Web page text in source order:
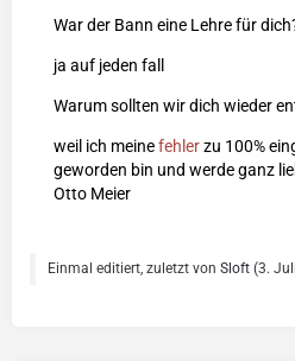
War der Bann eine Lehre für
ja auf jeden fall
Warum sollten wir dich wieder
weil ich meinefehlerzu 100%
geworden bin und werde ganz
Otto Meier
Einmal editiert, zuletzt von Sloft (3.